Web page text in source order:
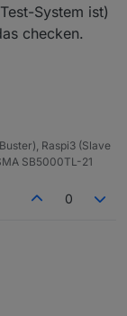
System ist)
checken.
Raspi3 (Slave
SB5000TL-21
0